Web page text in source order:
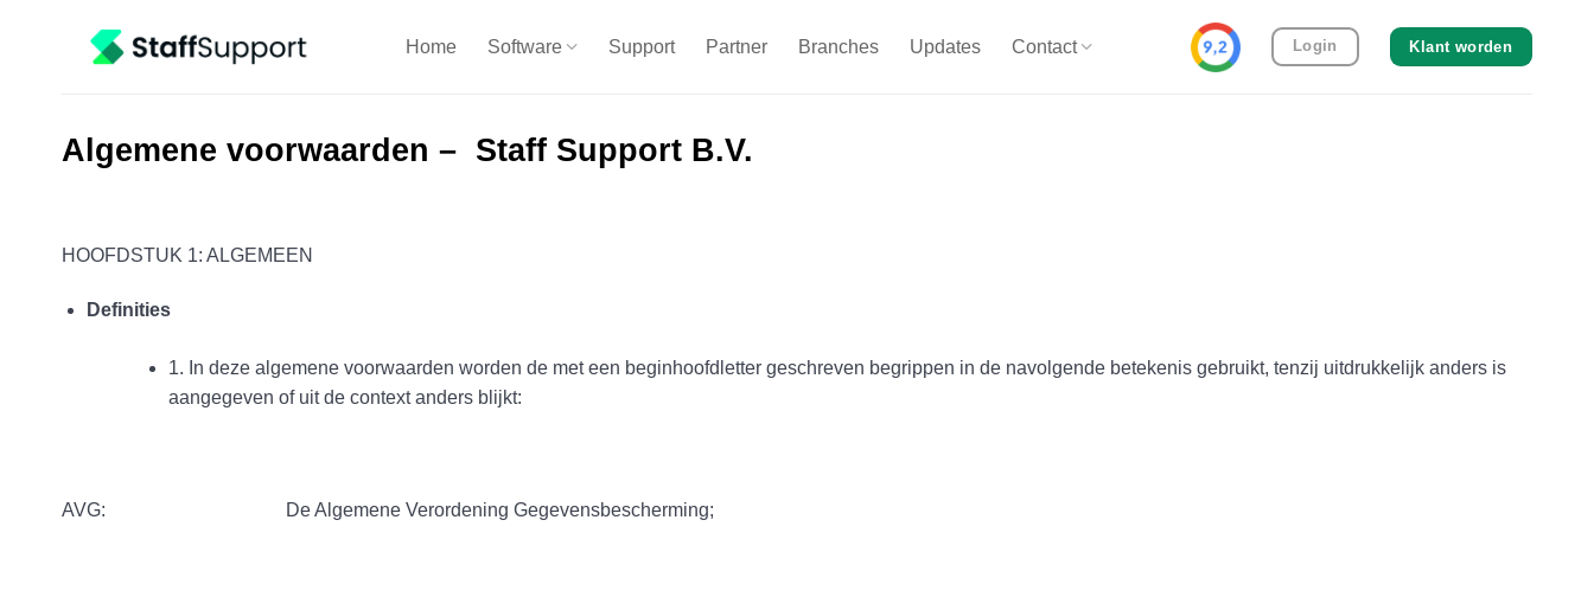
Home Software Support Partner Branches Updates Contact Login Klant worden
Algemene voorwaarden – Staff Support B.V.
HOOFDSTUK 1: ALGEMEEN
Definities
1. In deze algemene voorwaarden worden de met een beginhoofdletter geschreven begrippen in de navolgende betekenis gebruikt, tenzij uitdrukkelijk anders is
aangegeven of uit de context anders blijkt:
AVG: De Algemene Verordening Gegevensbescherming;